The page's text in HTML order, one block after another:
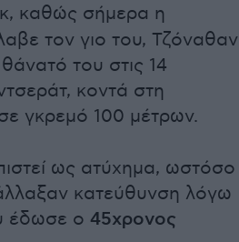
καθώς σήμερα η
τον γιο του, Τζόναθαν
του στις 14
κοντά στη
γκρεμό 100 μέτρων.
ως ατύχημα, ωστόσο
κατεύθυνση λόγω
έδωσε ο 45χρονος